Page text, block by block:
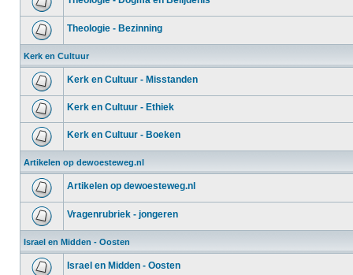
Theologie - Bezinning
Kerk en Cultuur
Kerk en Cultuur - Misstanden
Kerk en Cultuur - Ethiek
Kerk en Cultuur - Boeken
Artikelen op dewoesteweg.nl
Artikelen op dewoesteweg.nl
Vragenrubriek - jongeren
Israel en Midden - Oosten
Israel en Midden - Oosten